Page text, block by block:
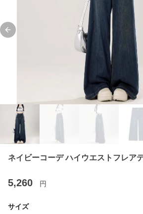
Previous slide
ネイビーコーデ ハイウエストフレア
5,260 円
サイズ